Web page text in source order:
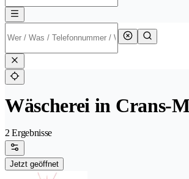
Wäscherei in Crans-
2 Ergebnisse
Jetzt geöffnet